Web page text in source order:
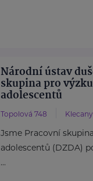
Národní ústav
skupina pro
adolescentů
Topolová 748 Klecany
Jsme Pracovní
adolescentů (DZDA)
...